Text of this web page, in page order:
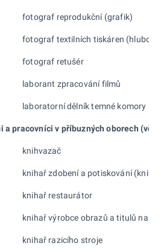
fotograf reprodukční (grafik)
fotograf textilních tiskáren
fotograf retušér
laborant zpracování filmů
laboratorní dělník temné komory
a pracovníci v příbuzných oborech (vč.
knihvazač
knihař zdobení a potiskování
knihař restaurátor
knihař výrobce obrazů a titulů na
knihař razicího stroje